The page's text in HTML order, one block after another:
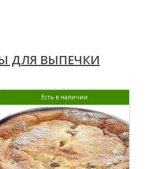
ДЛЯ ВЫПЕЧКИ
Есть в наличии